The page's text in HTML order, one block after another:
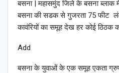
बसना | महासमुंद जिले के बसना ब्लाक
बसना की सडक से गुजरता 75 फीट
कावंरियों का समूह देख हर कोई ठिठक
Add
बसना के युवाओं के एक समूह एकता